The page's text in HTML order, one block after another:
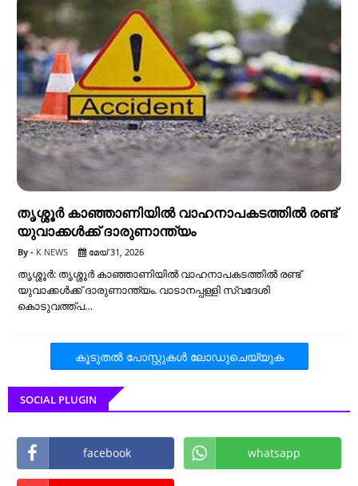
തൃശ്ശൂര്‍ കാഞ്ഞാണിയില്‍ വാഹനാപകടത്തില്‍ രണ്ട്
യുവാക്കള്‍ക്ക് ദാരുണാന്ത്യം
K NEWS മേയ് 31, 2026
തൃശ്ശൂര്‍: തൃശ്ശൂര്‍ കാഞ്ഞാണിയില്‍ വാഹനാപകടത്തില്‍ രണ്ട്
യുവാക്കള്‍ക്ക് ദാരുണാന്ത്യം. വാടാനപ്പള്ളി സ്വദേശി
കൊടുവത്ത്പ…
കൂടുതൽ‍ പോസ്റ്റുകള്‍‌ ലോഡുചെയ്യുക
SOCIAL PLUGIN
facebook whatsapp